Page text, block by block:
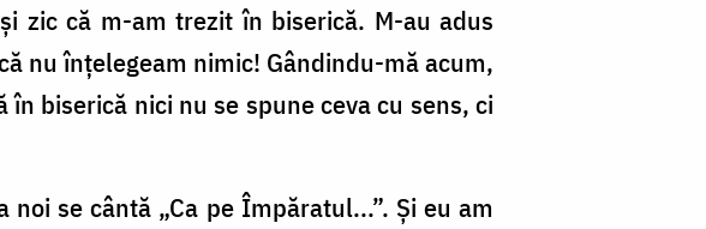
zic că m­-am trezit în biserică. M­-au adus
nu înțelegeam nimic! Gândindu­-mă acum,
biserică nici nu se spune ceva cu sens, ci
se cântă „Ca pe Împăratul...”. Și eu am